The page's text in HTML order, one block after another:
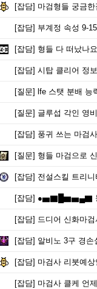
[잡담] 마검형들 궁금한
[잡담] 부계정 속성 9-
[잡담] 형들 다 떠났나
[잡담] 시탑 클리어 정
[질문] lfe 스탯 분배 능
[질문] 글루섭 각인 영
[잡담] 풍귀 쓰는 마검
[질문] 형들 마검으로
[잡담] 전설스킬 트리
[잡담] ●▅▇█▆▅▄▇ 동내
[잡담] 드디어 신화마
[잡담] 알비노 3구 경손
[잡담] 마검사 리붓예상
[잡담] 마검사 클케 언